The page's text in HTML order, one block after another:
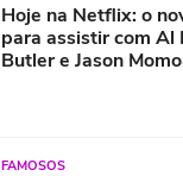
Hoje na Netflix: o
para assistir com Al
Butler e Jason
FAMOSOS